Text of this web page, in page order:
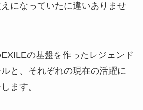
になっていたに違いありませ
の基盤を作ったレジェンド
と、それぞれの現在の活躍に
ます。